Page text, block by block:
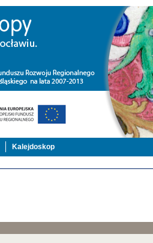
Kalejdoskop